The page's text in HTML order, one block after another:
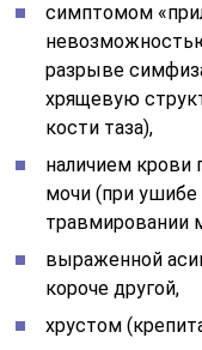
симптомом
разрыве
хрящевую
кости таза),
наличием крови
мочи (при ушибе
травмировании
выраженной
короче другой,
хрустом